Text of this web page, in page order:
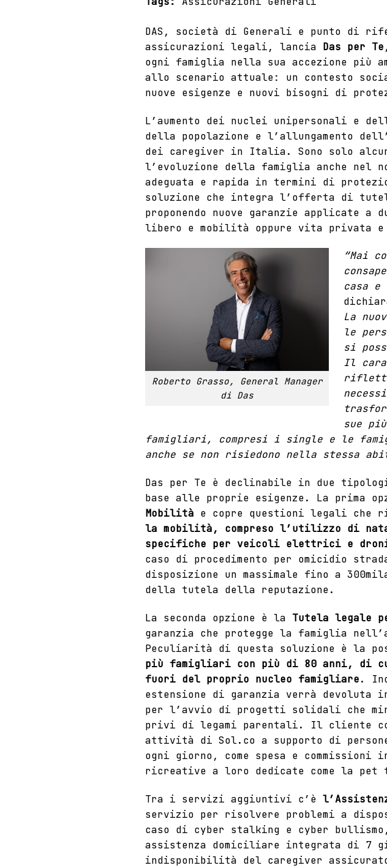
DAS, società di Generali e punto di
assicurazioni legali, lancia Das per Te
ogni famiglia nella sua accezione più
allo scenario attuale: un contesto
nuove esigenze e nuovi bisogni di
L’aumento dei nuclei unipersonali e
della popolazione e l’allungamento
dei caregiver in Italia. Sono solo
l’evoluzione della famiglia anche nel
adeguata e rapida in termini di
soluzione che integra l’offerta di
proponendo nuove garanzie applicate
libero e mobilità oppure vita privata
Roberto Grasso, General Manager
di Das
“Mai
casa
La
le
si
Il
riflette
sue
famigliari, compresi i single e le
anche se non risiedono nella stessa
Das per Te è declinabile in due
base alle proprie esigenze. La prima
Mobilità e copre questioni legali che
la mobilità, compreso l’utilizzo di
specifiche per veicoli elettrici e
caso di procedimento per omicidio
disposizione un massimale fino a
della tutela della reputazione.
La seconda opzione è la Tutela legale
garanzia che protegge la famiglia
Peculiarità di questa soluzione è la
più famigliari con più di 80 anni, di
fuori del proprio nucleo famigliare.
estensione di garanzia verrà devoluta
per l’avvio di progetti solidali che
privi di legami parentali. Il cliente
attività di Sol.co a supporto di
ogni giorno, come spesa e
ricreative a loro dedicate come la pet
Tra i servizi aggiuntivi c’è
servizio per risolvere problemi a
caso di cyber stalking e cyber
assistenza domiciliare integrata di 7
indisponibilità del caregiver